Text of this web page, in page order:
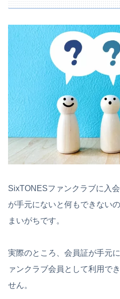
SixTONESファンクラブに入
が手元にないと何もできない
まいがちです。
実際のところ、会員証が手元
ァンクラブ会員として利用で
せん。